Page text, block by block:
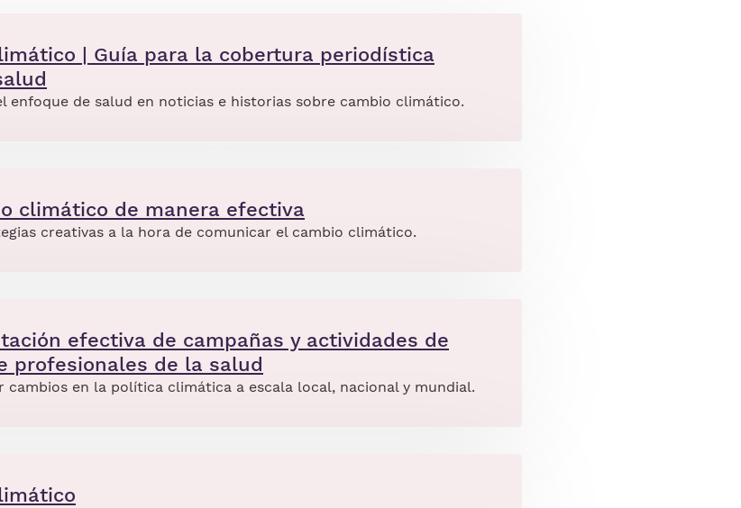
| Guía para la cobertura periodística
enfoque de salud en noticias e historias sobre cambio climático.
climático de manera efectiva
creativas a la hora de comunicar el cambio climático.
efectiva de campañas y actividades de
profesionales de la salud
cambios en la política climática a escala local, nacional y mundial.